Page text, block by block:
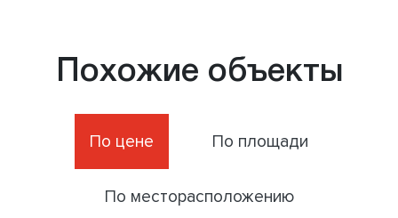
Похожие объекты
По цене По площади
По месторасположению